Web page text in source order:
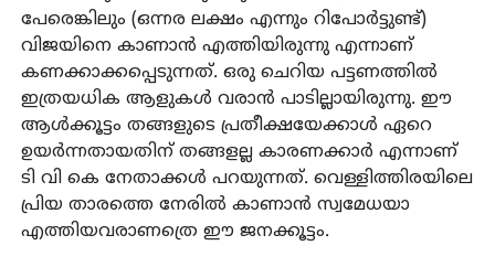
പേരെങ്കിലും (ഒന്നര ലക്ഷം എന്നും റിപോര്‍ട്ടുണ്ട്)
വിജയിനെ കാണാന്‍ എത്തിയിരുന്നു എന്നാണ്
കണക്കാക്കപ്പെടുന്നത്. ഒരു ചെറിയ പട്ടണത്തില്‍
ഇത്രയധിക ആളുകള്‍ വരാന്‍ പാടില്ലായിരുന്നു. ഈ
ആള്‍ക്കൂട്ടം തങ്ങളുടെ പ്രതീക്ഷയേക്കാള്‍ ഏറെ
ഉയര്‍ന്നതായതിന് തങ്ങളല്ല കാരണക്കാര്‍ എന്നാണ്
ടി വി കെ നേതാക്കള്‍ പറയുന്നത്. വെള്ളിത്തിരയിലെ
പ്രിയ താരത്തെ നേരില്‍ കാണാന്‍ സ്വമേധയാ
എത്തിയവരാണത്രെ ഈ ജനക്കൂട്ടം.